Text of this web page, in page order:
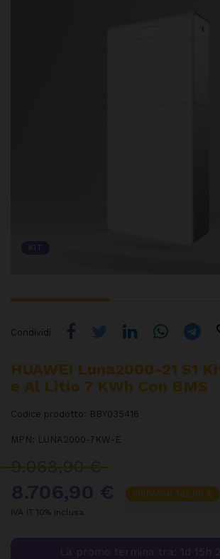
KIT
Condividi
HUAWEI Luna2000-21 S1
E Al Litio 7 KWh Con BMS
Codice prodotto: BBY035416
MPN: LUNA2000-7KW-E
9.068,90 €
RISPARMI 362,00 €
IVA IT 10% inclusa